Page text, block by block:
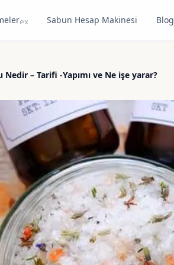
expand_moreSabun Hesap Makinesi Blog
Nedir – Tarifi -Yapımı ve Ne işe yarar?